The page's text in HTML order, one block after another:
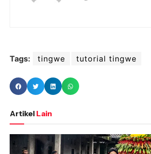
Tags: tingwe tutorial tingwe
Artikel Lain